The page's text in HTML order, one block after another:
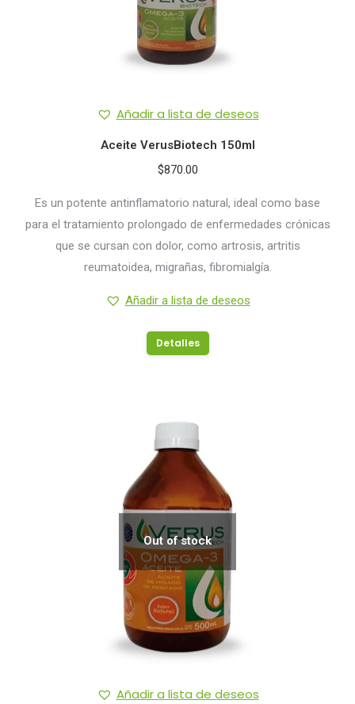
Añadir a lista de deseos
Aceite VerusBiotech 150ml
$870.00
Es un potente antinflamatorio natural, ideal como base
para el tratamiento prolongado de enfermedades crónicas
que se cursan con dolor, como artrosis, artritis
reumatoidea, migrañas, fibromialgía.
Añadir a lista de deseos
Detalles
Out of stock
Añadir a lista de deseos